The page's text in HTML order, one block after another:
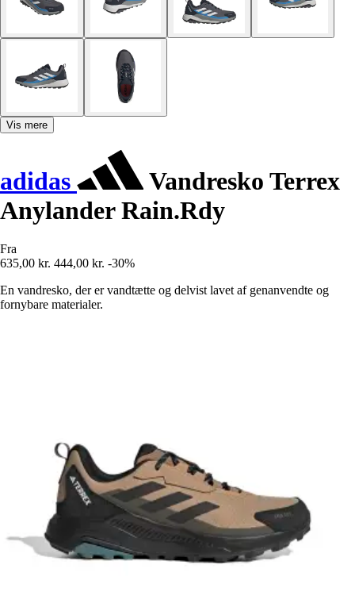
Vis mere
adidas
Vandresko Terrex
Anylander Rain.Rdy
Fra
635,00 kr. 444,00 kr. -30%
En vandresko, der er vandtætte og delvist lavet af genanvendte og
fornybare materialer.